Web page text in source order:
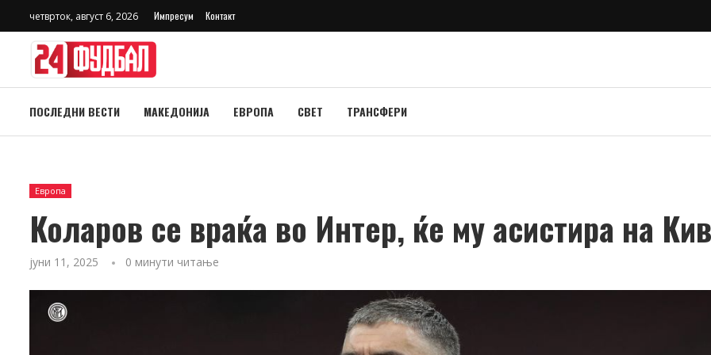
четврток, август 6, 2026 Импресум Контакт
ПОСЛЕДНИ ВЕСТИ МАКЕДОНИЈА ЕВРОПА СВЕТ ТРАНСФЕРИ
Европа
Коларов се враќа во Интер, ќе му асистира на
јуни 11, 2025 0 минути читање